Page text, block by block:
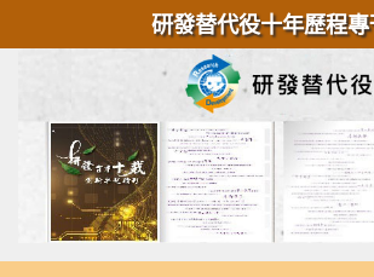
研發替代役十年歷程專